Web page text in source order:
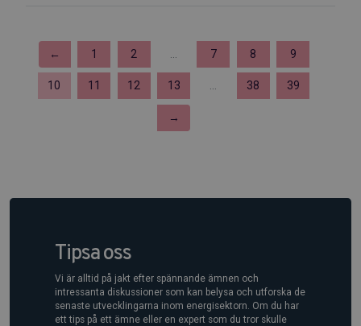
← 1 2 7 8 9
10 11 12 13 ... 38 39
→
Tipsa oss
Vi är alltid på jakt efter spännande ämnen och
intressanta diskussioner som kan belysa och utforska de
senaste utvecklingarna inom energisektorn. Om du har
ett tips på ett ämne eller en expert som du tror skulle